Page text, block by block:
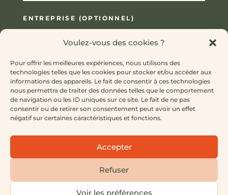
Voulez-vous des cookies ?
Pour offrir les meilleures expériences, nous utilisons des
technologies telles que les cookies pour stocker et/ou accéder aux
informations des appareils. Le fait de consentir à ces technologies
nous permettra de traiter des données telles que le comportement
de navigation ou les ID uniques sur ce site. Le fait de ne pas
consentir ou de retirer son consentement peut avoir un effet
négatif sur certaines caractéristiques et fonctions.
Accepter
Refuser
Voir les préférences
14 + 11 ENVOYER